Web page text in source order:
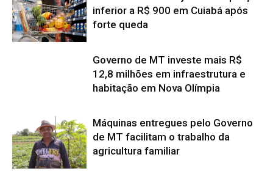
inferior a R$ 900 em Cuiabá após
forte queda
Governo de MT investe mais R$
12,8 milhões em infraestrutura e
habitação em Nova Olímpia
Máquinas entregues pelo Governo
de MT facilitam o trabalho da
agricultura familiar